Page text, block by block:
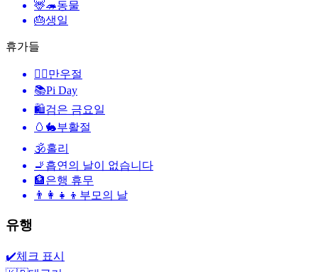
🦌🦔동물
🎂생일
휴가들
🙆‍♂️만우절
📚Pi Day
🛍검은 금요일
🥚🐇부활절
🕉홀리
🚬 흡연의 날이 없습니다
🏦은행 휴무
👨‍👩‍👧‍👦 부모의 날
유행
✔️체크 표시